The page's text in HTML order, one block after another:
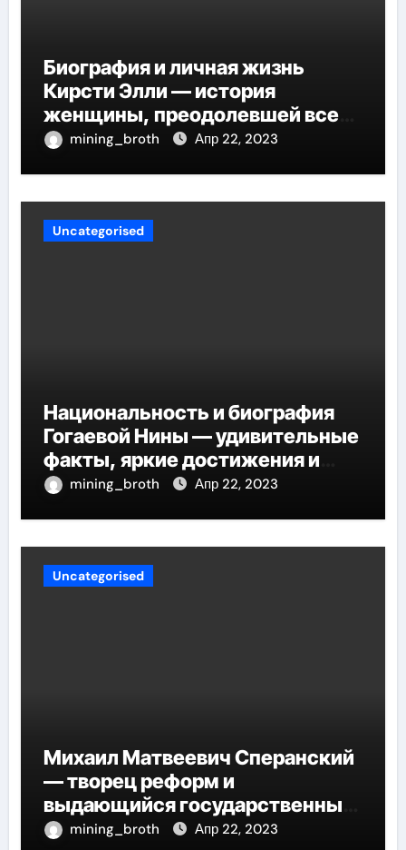
Биография и личная жизнь
Кирсти Элли — история
женщины, преодолевшей все
трудности и стала
mining_broth Апр 22, 2023
Uncategorised
Национальность и биография
Гогаевой Нины — удивительные
факты, яркие достижения и
потрясающий путь к успеху
mining_broth Апр 22, 2023
Uncategorised
Михаил Матвеевич Сперанский
— творец реформ и
выдающийся государственный
деятель России
mining_broth Апр 22, 2023